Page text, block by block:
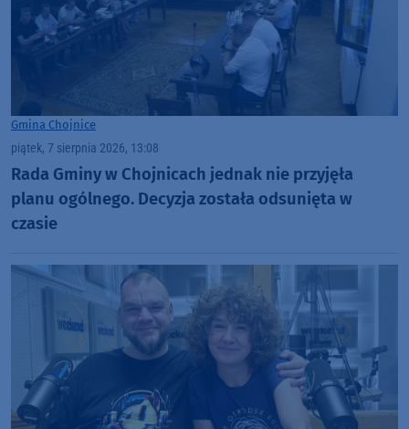
Gmina Chojnice
piątek, 7 sierpnia 2026, 13:08
Rada Gminy w Chojnicach jednak nie przyjęła
planu ogólnego. Decyzja została odsunięta w
czasie